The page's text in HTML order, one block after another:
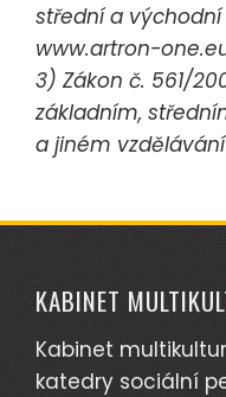
střední a východní
www.artron-
3) Zákon č. 561/
základním,
a jiném
KABINET
Kabinet
katedry sociální